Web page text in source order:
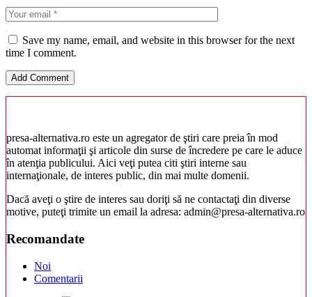
Save my name, email, and website in this browser for the next
time I comment.
presa-alternativa.ro este un agregator de ştiri care preia în mod
automat informaţii şi articole din surse de încredere pe care le aduce
în atenţia publicului. Aici veţi putea citi ştiri interne sau
internaţionale, de interes public, din mai multe domenii.
Dacă aveţi o ştire de interes sau doriţi să ne contactaţi din diverse
motive, puteţi trimite un email la adresa: admin@presa-alternativa.ro
Recomandate
Noi
Comentarii